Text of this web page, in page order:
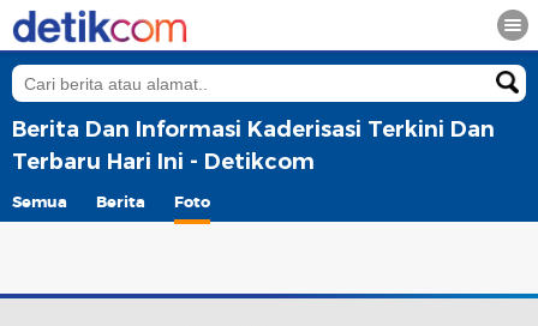
Berita Dan Informasi Kaderisasi Terkini Dan
Terbaru Hari Ini - Detikcom
Semua Berita Foto